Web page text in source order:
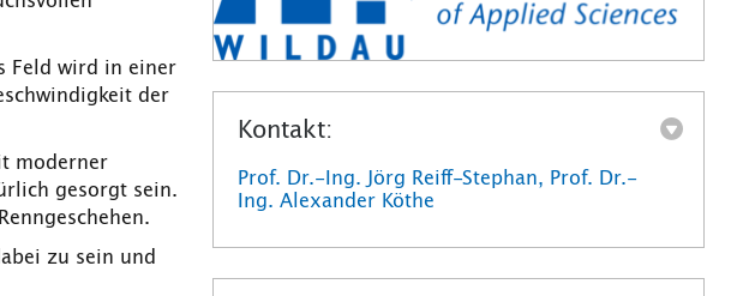
Feld wird in einer
der
moderner
gesorgt sein.
zu sein und
Kontakt:
Prof. Dr.-Ing. Jörg Reiff-Stephan, Prof. Dr.-
Ing. Alexander Köthe